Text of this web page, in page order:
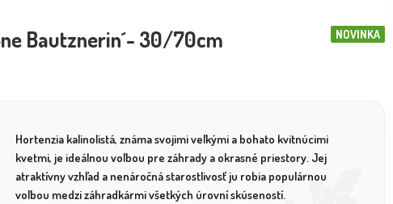
NOVINKA
Bautznerin´- 30/70cm
Hortenzia kalinolistá, známa svojimi veľkými a bohato kvitnúcimi
kvetmi, je ideálnou voľbou pre záhrady a okrasné priestory. Jej
atraktívny vzhľad a nenáročná starostlivosť ju robia populárnou
voľbou medzi záhradkármi všetkých úrovní skúseností.